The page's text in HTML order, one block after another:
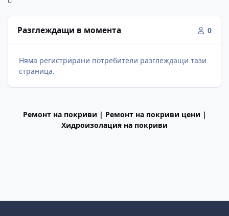
Разглеждащи в момента 0
Няма регистрирани потребители разглеждащи тази
страница.
Ремонт на покриви | Ремонт на покриви цени |
Хидроизолация на покриви